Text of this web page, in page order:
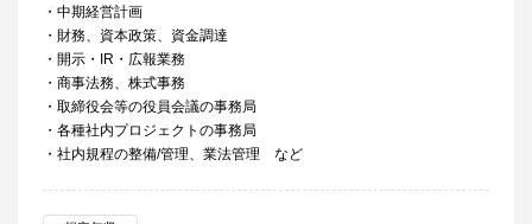
・中期経営計画
・財務、資本政策、資金調達
・開示・IR・広報業務
・商事法務、株式事務
・取締役会等の役員会議の事務局
・各種社内プロジェクトの事務局
・社内規程の整備/管理、業法管理 など